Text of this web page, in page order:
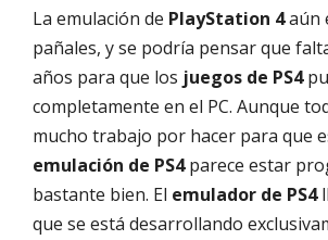
La emulación de PlayStation 4aún
pañales, y se podría pensar que
años para que los juegos de PS4
completamente en el PC. Aunque
mucho trabajo por hacer para que
emulación de PS4parece estar
bastante bien. El emulador de PS4
que se está desarrollando